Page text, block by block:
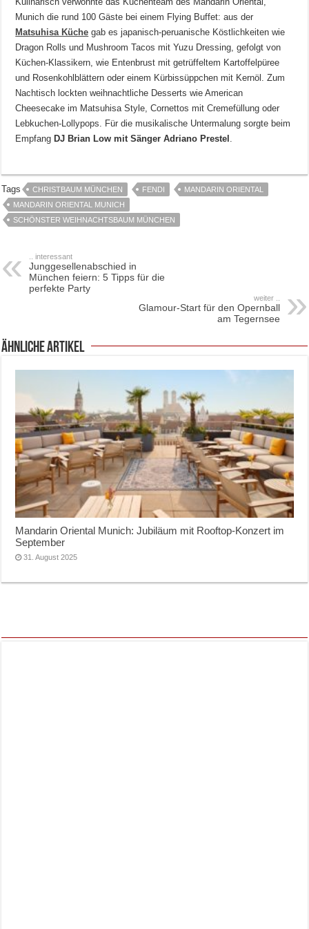
Munich die rund 100 Gäste bei einem Flying Buffet: aus der
Matsuhisa Küche gab es japanisch-peruanische Köstlichkeiten wie
Dragon Rolls und Mushroom Tacos mit Yuzu Dressing, gefolgt von
Küchen-Klassikern, wie Entenbrust mit getrüffeltem Kartoffelpüree
und Rosenkohlblättern oder einem Kürbissüppchen mit Kernöl. Zum
Nachtisch lockten weihnachtliche Desserts wie American
Cheesecake im Matsuhisa Style, Cornettos mit Cremefüllung oder
Lebkuchen-Lollypops. Für die musikalische Untermalung sorgte beim
EmpfangDJ Brian Low mit Sänger Adriano Prestel
Tags CHRISTBAUM MÜNCHEN FENDI
MANDARIN ORIENTAL
MANDARIN ORIENTAL MUNICH
SCHÖNSTER WEIHNACHTSBAUM MÜNCHEN
.. interessant
Junggesellenabschied in
München feiern: 5 Tipps für die
perfekte Party
weiter ..
Glamour-Start für den Opernball
am Tegernsee
ähnliche Artikel
Mandarin Oriental Munich: Jubiläum mit Rooftop-Konzert im
September
31. August 2025